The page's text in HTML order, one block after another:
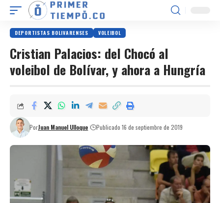
DEPORTISTAS BOLIVARENSES VOLEIBOL
Cristian Palacios: del Chocó al
voleibol de Bolívar, y ahora a Hungría
PorJuan Manuel Ulloque Publicado 16 de septiembre de 2019